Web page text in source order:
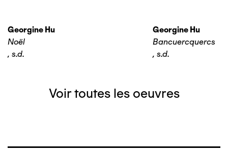
Georgine Hu
Noël
, s.d.
Georgine Hu
Bancuercquercs
, s.d.
Voir toutes les oeuvres